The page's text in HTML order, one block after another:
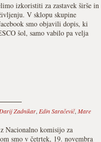
izkoristiti za zastavek širše in
V sklopu skupine
smo objavili dopis, ki
šol, samo vabilo pa velja
Darij Zadnikar, Edin Saračevič, Mare
Nacionalno komisijo za
smo v četrtek, 19. novembra